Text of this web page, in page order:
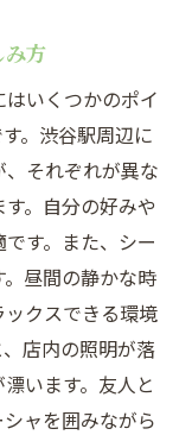
み方
いくつかのポイ
。渋谷駅周辺に
それぞれが異な
。自分の好みや
す。また、シー
昼間の静かな時
クスできる環境
店内の照明が落
います。友人と
ャを囲みながら